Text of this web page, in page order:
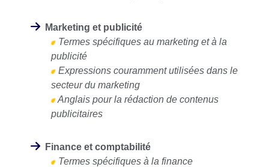
Marketing et publicité
Termes spécifiques au marketing et à la
publicité
Expressions couramment utilisées dans le
secteur du marketing
Anglais pour la rédaction de contenus
publicitaires
Finance et comptabilité
Termes spécifiques à la finance